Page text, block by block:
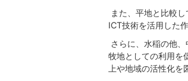
また、平地と比較
ICT技術を活用した
さらに、水稲の他
牧地としての利用を
上や地域の活性化を